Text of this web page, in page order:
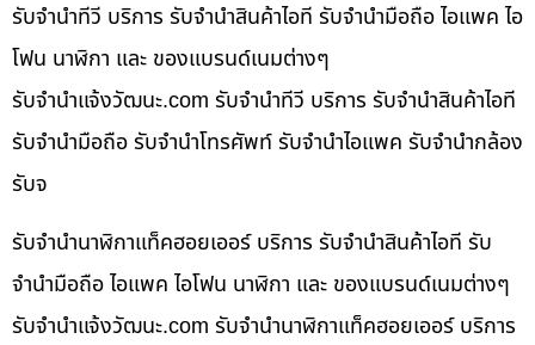
รับจำนำทีวี บริการ รับจำนำสินค้าไอที รับจำนำมือถือ ไอแพค ไอ
โฟน นาฬิกา และ ของแบรนด์เนมต่างๆ
รับจํานําแจ้งวัฒนะ.com รับจำนำทีวี บริการ รับจำนำสินค้าไอที
รับจำนำมือถือ รับจำนำโทรศัพท์ รับจำนำไอแพค รับจำนำกล้อง
รับจ
รับจำนำนาฬิกาแท็คฮอยเออร์ บริการ รับจำนำสินค้าไอที รับ
จำนำมือถือ ไอแพค ไอโฟน นาฬิกา และ ของแบรนด์เนมต่างๆ
รับจํานําแจ้งวัฒนะ.com รับจำนำนาฬิกาแท็คฮอยเออร์ บริการ